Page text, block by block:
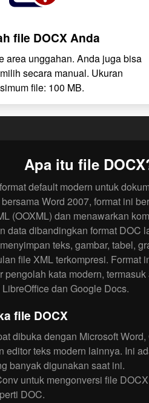
file DOCX Anda
area unggahan. Anda juga bisa
secara manual. Ukuran
file: 100 MB.
Apa itu file
default modern untuk
Word 2007, format ini
(OOXML) dan menawarkan
data dibandingkan format DOC
teks, gambar, tabel,
file XML terkompresi. Format
pengolah kata modern,
dan Google Docs.
file DOCX
dibuka dengan Microsoft
editor teks modern lainnya. Ini
banyak digunakan saat ini.
untuk mengonversi file
DOC.